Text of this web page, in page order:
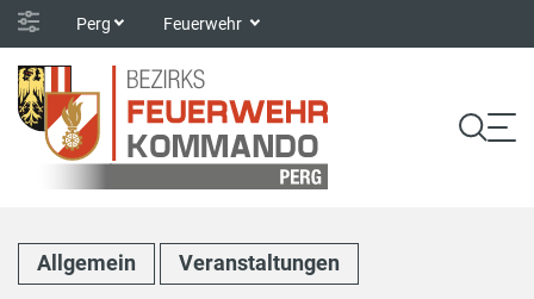
Perg Feuerwehr
Allgemein Veranstaltungen